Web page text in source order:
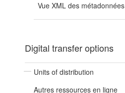
Vue XML des métadonnées
Digital transfer options
Units of distribution
Autres ressources en ligne